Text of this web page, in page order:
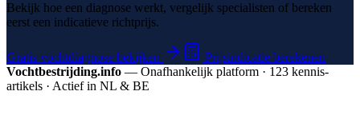
Bekijk hoe een diagnose werkt, vergelijk specialisten of bereken
eerst een indicatieve richtprijs.
Gratis vochtdiagnose bekijken
Prijsindicatie berekenen
Vochtbestrijding.info — Onafhankelijk platform · 123 kennis­
artikels · Actief in NL & BE